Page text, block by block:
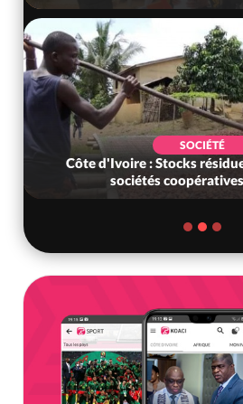
SOCIÉTÉ
Côte d'Ivoire : Stocks
sociétés